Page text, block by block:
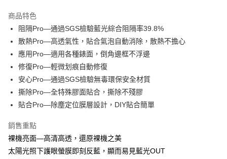
Apple Pay
街口支付
悠遊付
全盈+PAY
運送方式
全家取貨付款
每筆NT$60，滿NT$390(含以上)免運費
7-11取貨付款
商品特色
阻隔Pro—通過SGS檢驗藍光綜合阻隔率39.8%
散熱Pro—高透氣性，貼合氣泡自動消除，散熱不擔心
應用Pro—適用各種錶面，倒角邊框不浮邊
修復Pro—輕微划痕自動修復
安心Pro—通過SGS檢驗無毒環保安全材質
撕除Pro—全特殊膠面貼合，撕除不殘膠
貼合Pro—除塵定位膜層設計，DIY貼合簡單
銷售重點
裸機亮面—高清高透，還原裸機之美
太陽光照下護眼螢膜即刻反藍，顯而易見藍光OUT